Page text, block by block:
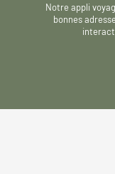
Notre appli
bonnes